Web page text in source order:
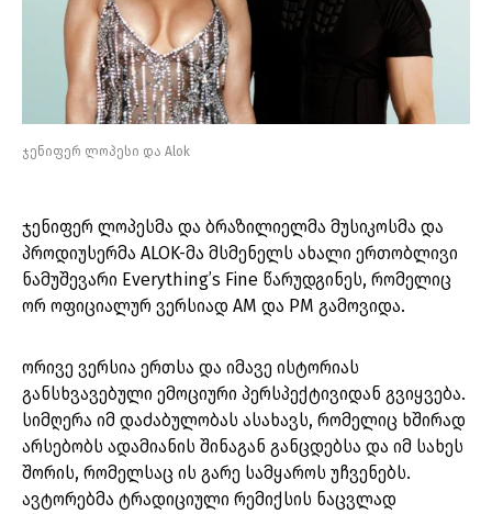
ჯენიფერ ლოპესი და Alok
ჯენიფერ ლოპესმა და ბრაზილიელმა მუსიკოსმა და
პროდიუსერმა ALOK-მა მსმენელს ახალი ერთობლივი
ნამუშევარი Everything’s Fine წარუდგინეს, რომელიც
ორ ოფიციალურ ვერსიად AM და PM გამოვიდა.
ორივე ვერსია ერთსა და იმავე ისტორიას
განსხვავებული ემოციური პერსპექტივიდან გვიყვება.
სიმღერა იმ დაძაბულობას ასახავს, რომელიც ხშირად
არსებობს ადამიანის შინაგან განცდებსა და იმ სახეს
შორის, რომელსაც ის გარე სამყაროს უჩვენებს.
ავტორებმა ტრადიციული რემიქსის ნაცვლად